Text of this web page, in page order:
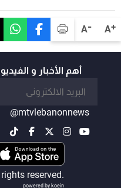
A+
A-
أهم الأخبار و
@mtvlebanonnews
reserved.
powered by koein